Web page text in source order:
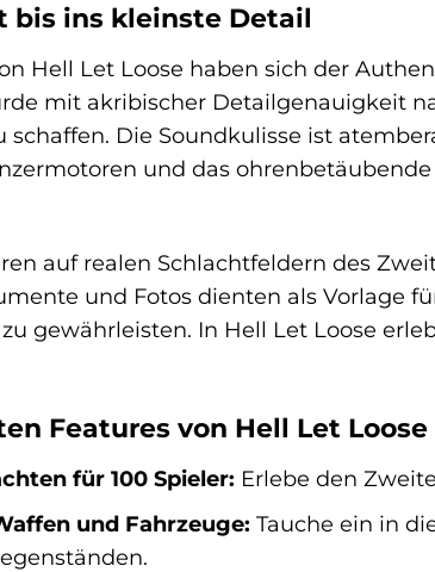
ins kleinste Detail
Hell Let Loose haben sich der
mit akribischer Detailgenauigkeit
schaffen. Die Soundkulisse ist
und das
auf realen Schlachtfeldern des
und Fotos dienten als Vorlage
gewährleisten. In Hell Let Loose
Features von Hell Let
für 100 Spieler: Erlebe den
und Fahrzeuge: Tauche ein in